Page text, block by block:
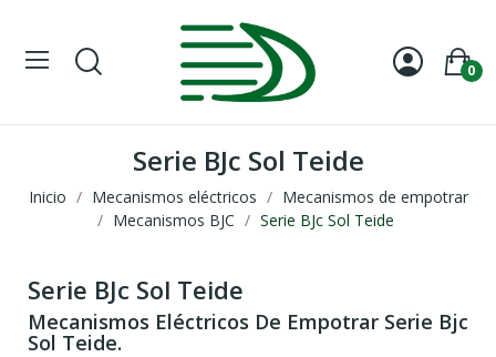
0
Serie BJc Sol Teide
Inicio Mecanismos eléctricos
Mecanismos de empotrar
Mecanismos BJC
Serie BJc Sol Teide
Serie BJc Sol Teide
Mecanismos Eléctricos De Empotrar Serie Bjc
Sol Teide.